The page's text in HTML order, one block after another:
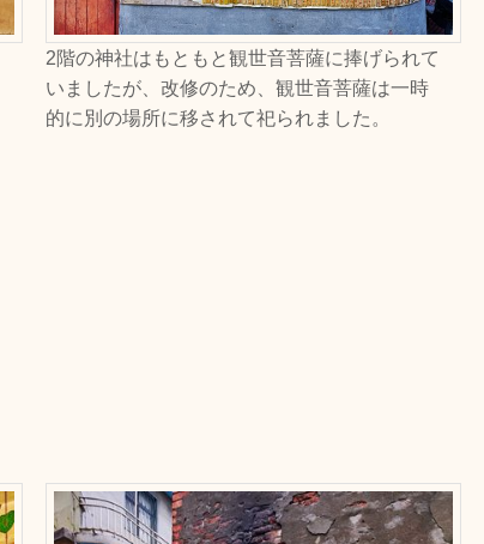
2階の神社はもともと観世音菩薩に捧げられて
いましたが、改修のため、観世音菩薩は一時
的に別の場所に移されて祀られました。